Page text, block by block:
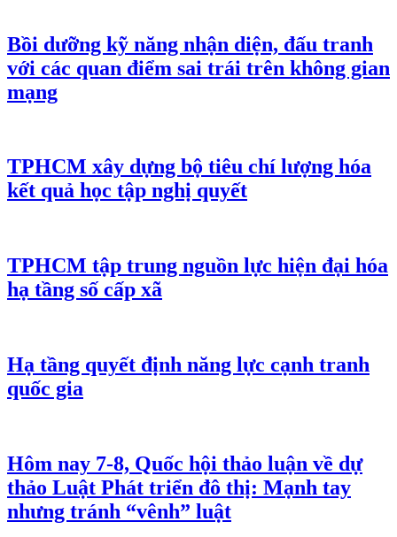
Bồi dưỡng kỹ năng nhận diện, đấu tranh
với các quan điểm sai trái trên không gian
mạng
TPHCM xây dựng bộ tiêu chí lượng hóa
kết quả học tập nghị quyết
TPHCM tập trung nguồn lực hiện đại hóa
hạ tầng số cấp xã
Hạ tầng quyết định năng lực cạnh tranh
quốc gia
Hôm nay 7-8, Quốc hội thảo luận về dự
thảo Luật Phát triển đô thị: Mạnh tay
nhưng tránh “vênh” luật